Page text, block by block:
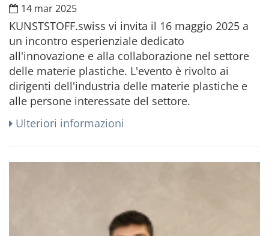
14 mar 2025
KUNSTSTOFF.swiss vi invita il 16 maggio 2025 a
un incontro esperienziale dedicato
all'innovazione e alla collaborazione nel settore
delle materie plastiche. L'evento è rivolto ai
dirigenti dell'industria delle materie plastiche e
alle persone interessate del settore.
Ulteriori informazioni